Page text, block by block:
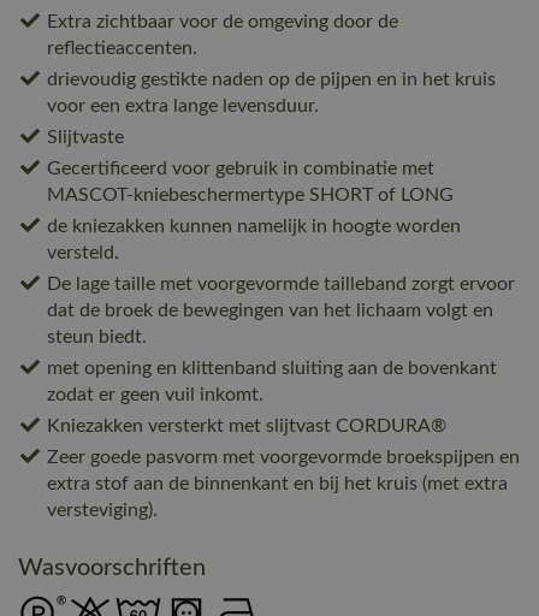
Extra zichtbaar voor de omgeving door de
reflectieaccenten.
drievoudig gestikte naden op de pijpen en in het kruis
voor een extra lange levensduur.
Slijtvaste
Gecertificeerd voor gebruik in combinatie met
MASCOT-kniebeschermertype SHORT of LONG
de kniezakken kunnen namelijk in hoogte worden
versteld.
De lage taille met voorgevormde tailleband zorgt ervoor
dat de broek de bewegingen van het lichaam volgt en
steun biedt.
met opening en klittenband sluiting aan de bovenkant
zodat er geen vuil inkomt.
Kniezakken versterkt met slijtvast CORDURA®
Zeer goede pasvorm met voorgevormde broekspijpen en
extra stof aan de binnenkant en bij het kruis (met extra
versteviging).
Wasvoorschriften